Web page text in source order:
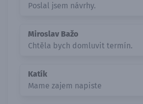
Poslal jsem návrhy.
Miroslav Bažo
Chtěla bych domluvit termín.
Katík
Mame zajem napiste